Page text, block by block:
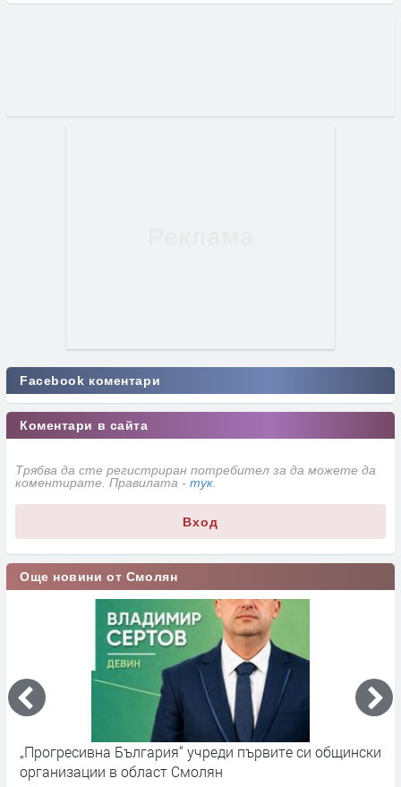
Facebook коментари
Коментари в сайта
Трябва да сте регистриран потребител за да можете да
коментирате. Правилата - тук
Вход
Още новини от Смолян
„Прогресивна България“ учреди първите си общински
организации в област Смолян